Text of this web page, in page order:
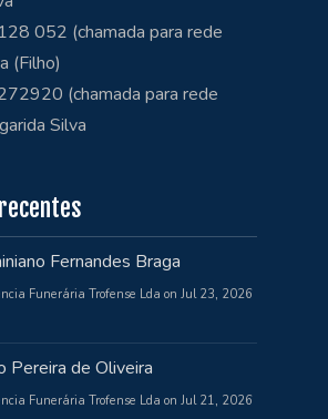
052 (chamada para rede
(Filho)
(chamada para rede
Silva
Fernandes Braga
Funerária Trofense Lda on Jul 23, 2026
Pereira de Oliveira
Funerária Trofense Lda on Jul 21, 2026